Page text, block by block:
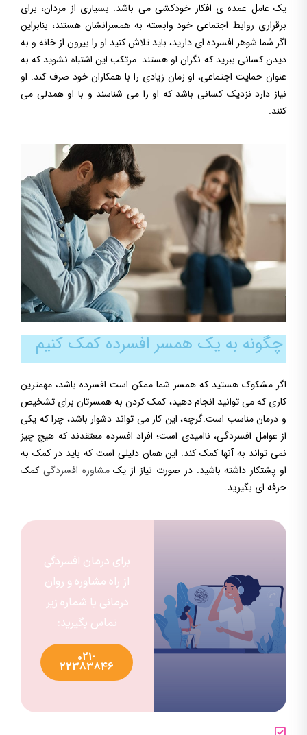
یک عامل عمده ی افکار خودکشی می باشد. بسیاری از مردان، برای
برقراری روابط اجتماعی خود وابسته به همسرانشان هستند، بنابراین
اگر شما شوهر افسرده ای دارید، باید تلاش کنید او را بیرون از خانه و به
دیدن کسانی ببرید که نگران او هستند. مرتکب این اشتباه نشوید که به
عنوان حمایت اجتماعی، او زمان زیادی را با همکاران خود صرف کند. او
نیاز دارد نزدیک کسانی باشد که او را می شناسند و با او همدلی می
کنند.
چگونه به یک همسر افسرده کمک کنیم
اگر مشکوک هستید که همسر شما ممکن است افسرده باشد، مهمترین
کاری که می توانید انجام دهید، کمک کردن به همسرتان برای تشخیص
و درمان مناسب است.گرچه، این کار می تواند دشوار باشد، چرا که یکی
از عوامل افسردگی، ناامیدی است؛ افراد افسرده معتقدند که هیچ چیز
نمی تواند به آنها کمک کند. این همان دلیلی است که باید در کمک به
او پشتکار داشته باشید. در صورت نیاز از یکمشاوره افسردگی کمک
حرفه ای بگیرید.
برای درمان افسردگی
از راه مشاوره و روان
درمانی با شماره زیر
تماس بگیرید:
021-
22383846